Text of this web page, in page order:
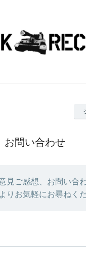
お問い合わせ
見ご感想、お問い合
りお気軽にお尋ねくだ